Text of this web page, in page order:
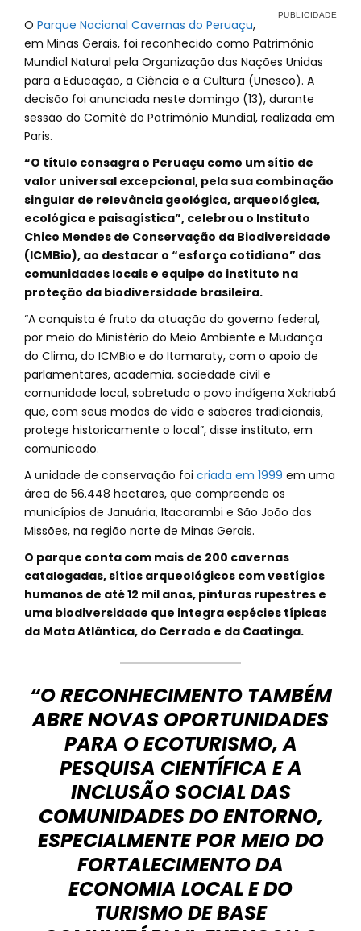
O Parque Nacional Cavernas do Peruaçu,
em Minas Gerais, foi reconhecido como Patrimônio
Mundial Natural pela Organização das Nações Unidas
para a Educação, a Ciência e a Cultura (Unesco). A
decisão foi anunciada neste domingo (13), durante
sessão do Comitê do Patrimônio Mundial, realizada em
Paris.
“O título consagra o Peruaçu como um sítio de
valor universal excepcional, pela sua combinação
singular de relevância geológica, arqueológica,
ecológica e paisagística”, celebrou o Instituto
Chico Mendes de Conservação da Biodiversidade
(ICMBio), ao destacar o “esforço cotidiano” das
comunidades locais e equipe do instituto na
proteção da biodiversidade brasileira.
“A conquista é fruto da atuação do governo federal,
por meio do Ministério do Meio Ambiente e Mudança
do Clima, do ICMBio e do Itamaraty, com o apoio de
parlamentares, academia, sociedade civil e
comunidade local, sobretudo o povo indígena Xakriabá
que, com seus modos de vida e saberes tradicionais,
protege historicamente o local”, disse instituto, em
comunicado.
A unidade de conservação foi criada em 1999 em uma
área de 56.448 hectares, que compreende os
municípios de Januária, Itacarambi e São João das
Missões, na região norte de Minas Gerais.
O parque conta com mais de 200 cavernas
catalogadas, sítios arqueológicos com vestígios
humanos de até 12 mil anos, pinturas rupestres e
uma biodiversidade que integra espécies típicas
da Mata Atlântica, do Cerrado e da Caatinga.
“O RECONHECIMENTO TAMBÉM
ABRE NOVAS OPORTUNIDADES
PARA O ECOTURISMO, A
PESQUISA CIENTÍFICA E A
INCLUSÃO SOCIAL DAS
COMUNIDADES DO ENTORNO,
ESPECIALMENTE POR MEIO DO
FORTALECIMENTO DA
ECONOMIA LOCAL E DO
TURISMO DE BASE